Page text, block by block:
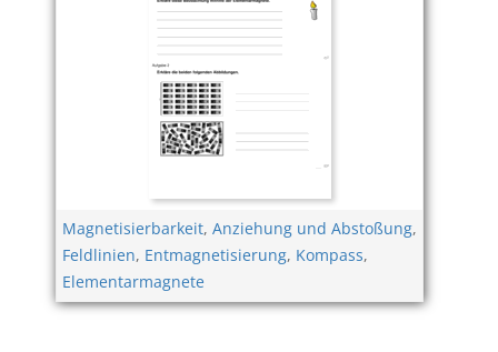
Magnetisierbarkeit, Anziehung und Abstoßung,
Feldlinien, Entmagnetisierung, Kompass,
Elementarmagnete